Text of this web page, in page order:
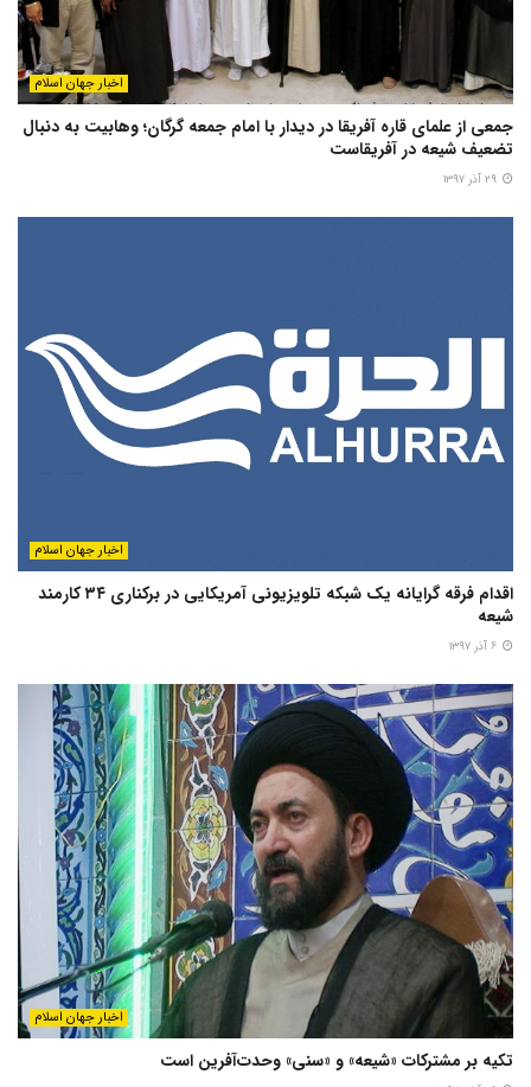
اخبار جهان اسلام
جمعی از علمای قاره آفریقا در دیدار با امام جمعه گرگان؛ وهابیت به دنبال
تضعیف شیعه در آفریقاست
اخبار جهان اسلام
اقدام فرقه گرایانه یک شبکه تلویزیونی آمریکایی در برکناری ۳۴ کارمند
شیعه
اخبار جهان اسلام
تکیه بر مشترکات «شیعه» و «سنی» وحدت‌آفرین است